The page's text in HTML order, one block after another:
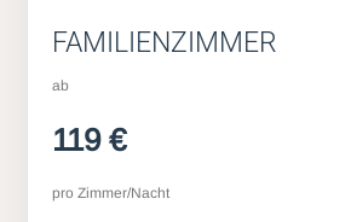
FAMILIENZIMMER
ab
119 €
pro Zimmer/Nacht